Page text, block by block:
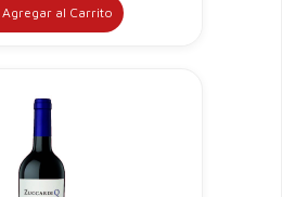
Agregar al Carrito